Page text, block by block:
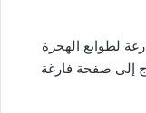
لطوابع الهجرة
إلى صفحة فارغة